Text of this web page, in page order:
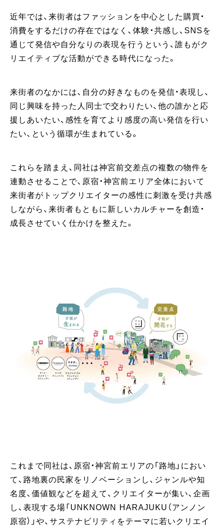
近年では、来街者はファッションを中心とした購買・
消費をするだけの存在ではなく、体験・共感し、SNSを
通じて発信や自分なりの表現を行うという、誰もがク
リエイティブな活動ができる時代になった。
来街者のなかには、自分の好きなものを発信・表現し、
同じ興味を持った人同士で交わりたい、他の誰かと応
援しあいたい、感性を育てより感度の高い発信を行い
たい、という循環が生まれている。
これらを踏まえ、同社は神宮前交差点の複数の物件を
連動させることで、原宿・神宮前エリア全体において
来街者がトップクリエイターの感性に刺激を受け共感
しながら、来街者もともに新しいカルチャーを創造・
成長させていく仕かけを整えた。
これまで同社は、原宿・神宮前エリアの「路地」におい
て、路地裏の民家をリノベーションし、ジャンルや知
名度、価値観などを超えて、クリエイターが集い、企画
し、表現する場「UNKNOWN HARAJUKU（アンノン
原宿）」や、サステナビリティをテーマに若いクリエイ